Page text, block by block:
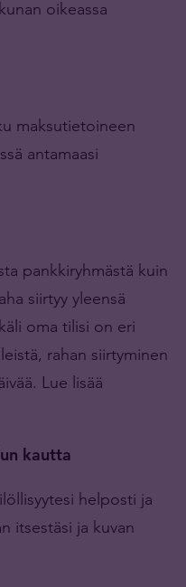
oikeassa
maksutietoineen
antamaasi
pankkiryhmästä kuin
siirtyy yleensä
oma tilisi on eri
rahan siirtyminen
Lue lisää
kautta
helposti ja
itsestäsi ja kuvan